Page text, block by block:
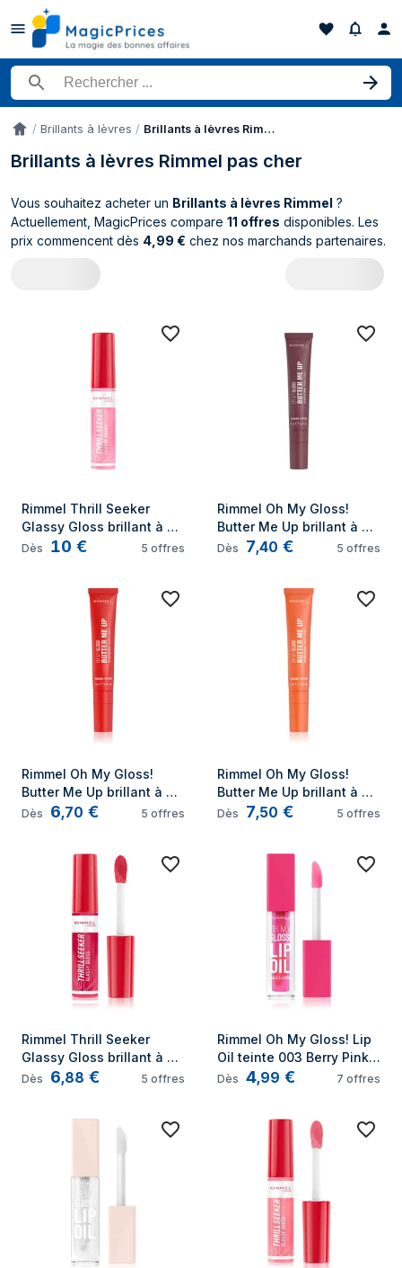
Rechercher un produit
AccueilBrillants à lèvres Brillants à lèvres Rimmel
Brillants à lèvres Rimmel pas cher
Vous souhaitez acheter un Brillants à lèvres Rimmel ?
Actuellement, MagicPrices compare 11 offres disponibles. Les
prix commencent dès 4,99 € chez nos marchands partenaires.
Catalogue Rimmel Brillants à lèvres (11
Rimmel Thrill Seeker
Glassy Gloss brillant à
lèvres 150 Pink Candy
Dès 10 € 5 offres
Rimmel Oh My Gloss!
Butter Me Up brillant à
lèvres 003 Mellow Mocha
Dès 7,40 € 5 offres
Rimmel Oh My Gloss!
Butter Me Up brillant à
lèvres 004 Red Velvet
Dès 6,70 € 5 offres
Rimmel Oh My Gloss!
Butter Me Up brillant à
lèvres 005 Coral Breeze
Dès 7,50 € 5 offres
Rimmel Thrill Seeker
Glassy Gloss brillant à
lèvres 350 Pink to the
Dès 6,88 € 5 offres
Rimmel Oh My Gloss! Lip
Oil teinte 003 Berry Pink
4,5 ml
Dès 4,99 € 7 offres